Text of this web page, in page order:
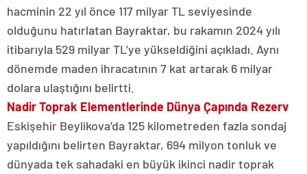
hacminin 22 yıl önce 117 milyar TL seviyesinde
olduğunu hatırlatan Bayraktar, bu rakamın 2024 yılı
itibarıyla 529 milyar TL’ye yükseldiğini açıkladı. Aynı
dönemde maden ihracatının 7 kat artarak 6 milyar
dolara ulaştığını belirtti.
Nadir Toprak Elementlerinde Dünya Çapında Rezerv
Eskişehir Beylikova’da 125 kilometreden fazla sondaj
yapıldığını belirten Bayraktar, 694 milyon tonluk ve
dünyada tek sahadaki en büyük ikinci nadir toprak